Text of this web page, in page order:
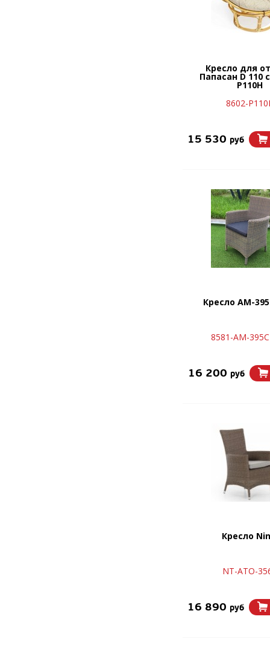
Кресло для
Папасан D 110
Р110Н
8602-
15 530 руб
Кресло AM-
8581-AM-
16 200 руб
Кресло
NT-ATO-
16 890 руб